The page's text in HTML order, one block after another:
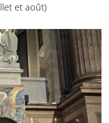
et août)